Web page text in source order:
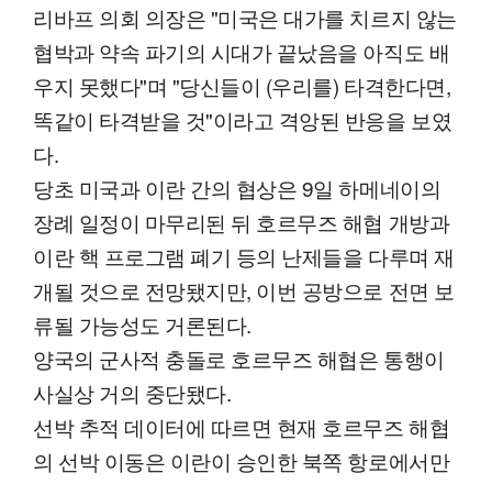
리바프 의회 의장은 "미국은 대가를 치르지 않는
협박과 약속 파기의 시대가 끝났음을 아직도 배
우지 못했다"며 "당신들이 (우리를) 타격한다면,
똑같이 타격받을 것"이라고 격앙된 반응을 보였
다.
당초 미국과 이란 간의 협상은 9일 하메네이의
장례 일정이 마무리된 뒤 호르무즈 해협 개방과
이란 핵 프로그램 폐기 등의 난제들을 다루며 재
개될 것으로 전망됐지만, 이번 공방으로 전면 보
류될 가능성도 거론된다.
양국의 군사적 충돌로 호르무즈 해협은 통행이
사실상 거의 중단됐다.
선박 추적 데이터에 따르면 현재 호르무즈 해협
의 선박 이동은 이란이 승인한 북쪽 항로에서만